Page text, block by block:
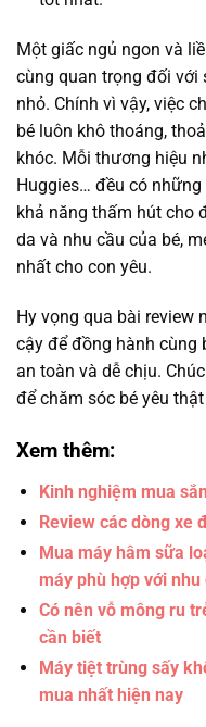
Một giấc ngủ ngon và
cùng quan trọng đối với
nhỏ. Chính vì vậy, việc
bé luôn khô thoáng,
khóc. Mỗi thương hiệu
Huggies… đều có
khả năng thấm hút cho
da và nhu cầu của bé,
nhất cho con yêu.
Hy vọng qua bài review
cậy để đồng hành cùng
an toàn và dễ chịu.
để chăm sóc bé yêu
Xem thêm:
Kinh nghiệm mua
Review các dòng xe
Mua máy hâm sữa
máy phù hợp với nhu
Có nên vỗ mông ru
cần biết
Máy tiệt trùng sấy
mua nhất hiện nay